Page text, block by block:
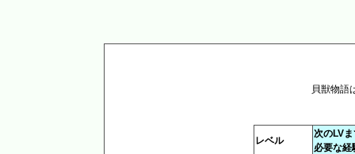
貝獣物語
レベル
次のLV
必要な経